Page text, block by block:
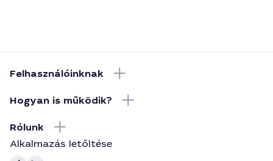
Felhasználóinknak
Hogyan is működik?
Rólunk
Alkalmazás letőltése